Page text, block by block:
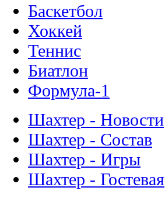
Баскетбол
Хоккей
Теннис
Биатлон
Формула-1
Шахтер - Новости
Шахтер - Состав
Шахтер - Игры
Шахтер - Гостевая